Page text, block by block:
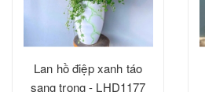
Lan hồ điệp xanh táo
sang trọng - LHD1177